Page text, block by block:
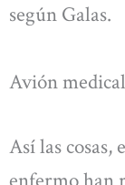
según Galas.
Avión
Así las cosas,